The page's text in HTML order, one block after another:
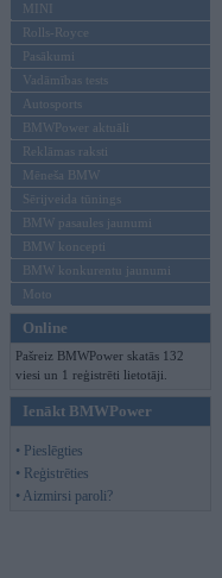
MINI
Rolls-Royce
Pasākumi
Vadāmības tests
Autosports
BMWPower aktuāli
Reklāmas raksti
Mēneša BMW
Sērijveida tūnings
BMW pasaules jaunumi
BMW koncepti
BMW konkurentu jaunumi
Moto
Online
Pašreiz BMWPower skatās 132
viesi un 1 reģistrēti lietotāji.
Ienākt BMWPower
• Pieslēgties
• Reģistrēties
• Aizmirsi paroli?